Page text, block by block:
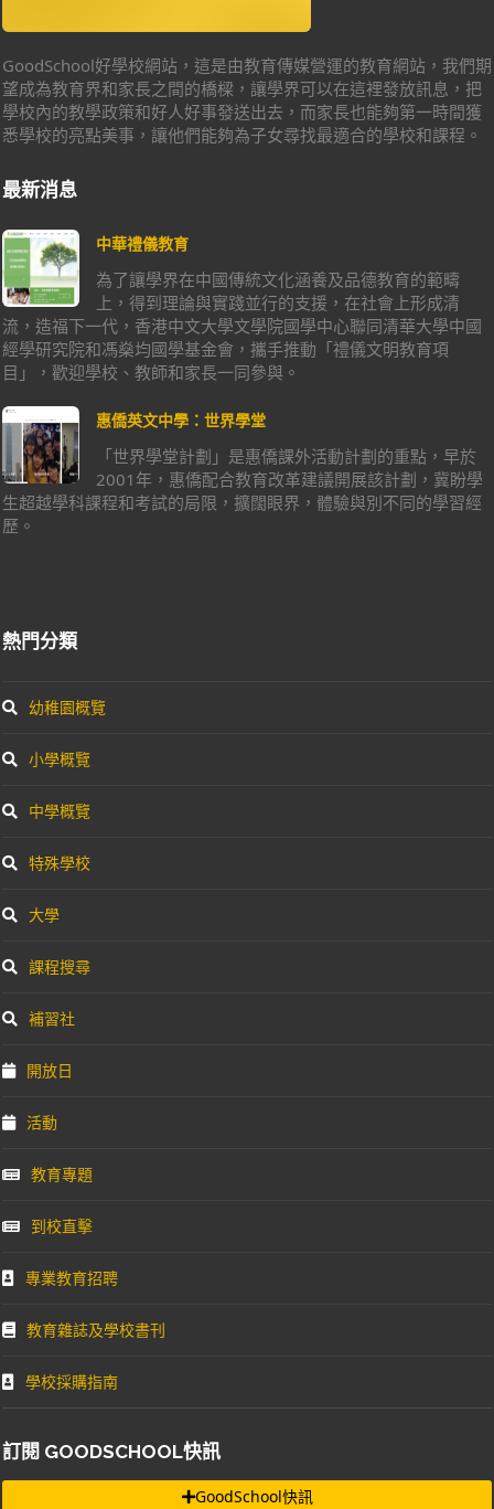
GoodSchool好學校網站，這是由教育傳媒營運的教育網站，我們期
望成為教育界和家長之間的橋樑，讓學界可以在這裡發放訊息，把
學校內的教學政策和好人好事發送出去，而家長也能夠第一時間獲
悉學校的亮點美事，讓他們能夠為子女尋找最適合的學校和課程。
最新消息
中華禮儀教育
為了讓學界在中國傳統文化涵養及品德教育的範疇
上，得到理論與實踐並行的支援，在社會上形成清
流，造福下一代，香港中文大學文學院國學中心聯同清華大學中國
經學研究院和馮燊均國學基金會，攜手推動「禮儀文明教育項
目」，歡迎學校、教師和家長一同參與。
惠僑英文中學：世界學堂
「世界學堂計劃」是惠僑課外活動計劃的重點，早於
2001年，惠僑配合教育改革建議開展該計劃，冀盼學
生超越學科課程和考試的局限，擴闊眼界，體驗與別不同的學習經
歷。
熱門分類
幼稚園概覽
小學概覽
中學概覽
特殊學校
大學
課程搜尋
補習社
開放日
活動
教育專題
到校直擊
專業教育招聘
教育雜誌及學校書刊
學校採購指南
訂閱 GOODSCHOOL快訊
GoodSchool快訊